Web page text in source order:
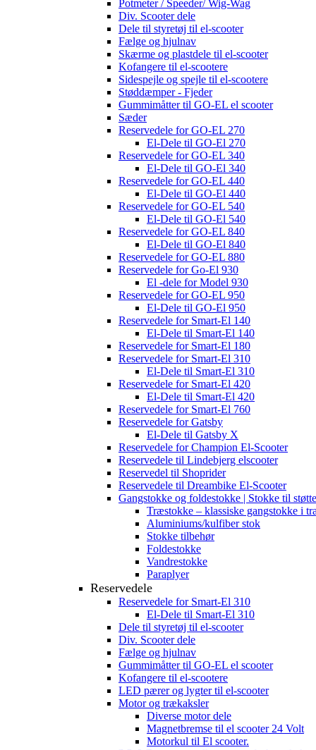
Potmeter / Speeder/ Wig-Wag
Div. Scooter dele
Dele til styretøj til el-scooter
Fælge og hjulnav
Skærme og plastdele til el-scooter
Kofangere til el-scootere
Sidespejle og spejle til el-scootere
Støddæmper - Fjeder
Gummimåtter til GO-EL el scooter
Sæder
Reservedele for GO-EL 270
El-Dele til GO-El 270
Reservedele for GO-EL 340
El-Dele til GO-El 340
Reservedele for GO-EL 440
El-Dele til GO-El 440
Reservedele for GO-EL 540
El-Dele til GO-El 540
Reservedele for GO-EL 840
El-Dele til GO-El 840
Reservedele for GO-EL 880
Reservedele for Go-El 930
El -dele for Model 930
Reservedele for GO-EL 950
El-Dele til GO-El 950
Reservedele for Smart-El 140
El-Dele til Smart-El 140
Reservedele for Smart-El 180
Reservedele for Smart-El 310
El-Dele til Smart-El 310
Reservedele for Smart-El 420
El-Dele til Smart-El 420
Reservedele for Smart-El 760
Reservedele for Gatsby
El-Dele til Gatsby X
Reservedele for Champion El-Scooter
Reservedele til Lindebjerg elscooter
Reservedel til Shoprider
Reservedele til Dreambike El-Scooter
Gangstokke og foldestokke | Stokke til støtte
Træstokke – klassiske gangstokke i
Aluminiums/kulfiber stok
Stokke tilbehør
Foldestokke
Vandrestokke
Paraplyer
Reservedele
Reservedele for Smart-El 310
El-Dele til Smart-El 310
Dele til styretøj til el-scooter
Div. Scooter dele
Fælge og hjulnav
Gummimåtter til GO-EL el scooter
Kofangere til el-scootere
LED pærer og lygter til el-scooter
Motor og trækaksler
Diverse motor dele
Magnetbremse til el scooter 24 Volt
Motorkul til El scooter.